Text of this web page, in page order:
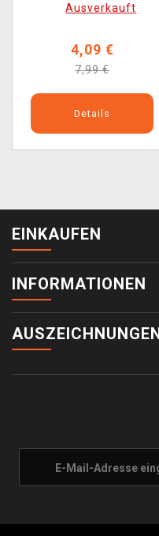
Ausverkauft
4,09 €
7,99 €
Details
EINKAUFEN
INFORMATIONEN